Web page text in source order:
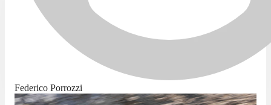
Federico Porrozzi